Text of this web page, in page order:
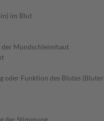
im Blut
Mundschleimhaut
oder Funktion des Blutes
der Stimmung